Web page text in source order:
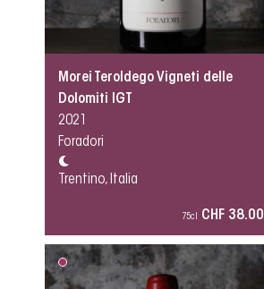
Morei Teroldego Vigneti delle
Dolomiti IGT
2021
Foradori
Trentino, Italia
75cl CHF 38.00